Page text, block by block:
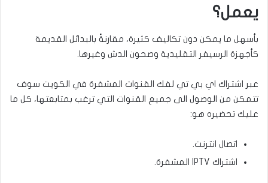
يعمل؟
بأسهل ما يمكن دون تكاليف كثيرة، مقارنةً بالبدائل القديمة
كأجهزة الرسيفر التقليدية وصحون الدش وغيرها.
عبر اشتراك اي بي تي لفك القنوات المشفرة في الكويت سوف
تتمكن من الوصول الى جميع القنوات التي ترغب بمتابعتها، كل ما
عليك تحضيره هو:
اتصال انترنت.
اشتراك IPTV المشفرة.